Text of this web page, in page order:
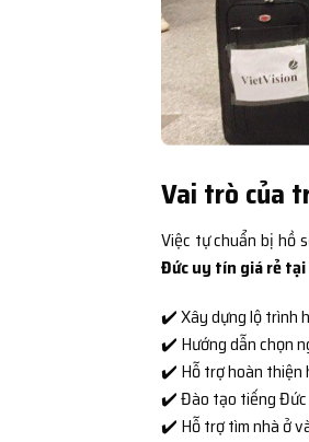
Vai trò của
Việc tự chuẩn bị hồ
Đức uy tín giá rẻ
✔️ Xây dựng lộ trình
✔️ Hướng dẫn chọn
✔️ Hỗ trợ hoàn thiện
✔️ Đào tạo tiếng Đức
✔️ Hỗ trợ tìm nhà ở